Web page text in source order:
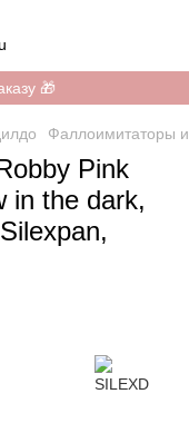
🎁
Фаллоимитаторы
Pink
in the dark,